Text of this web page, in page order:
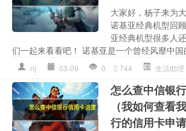
大家好，杨子来为
诺基亚经典机型回
亚经典机型很多人
们一起来看看吧！ 诺基亚是一个曾经风靡中国
nj 03-09 0 744 生活助理
怎么查中信银
（我如何查看
行的信用卡申请